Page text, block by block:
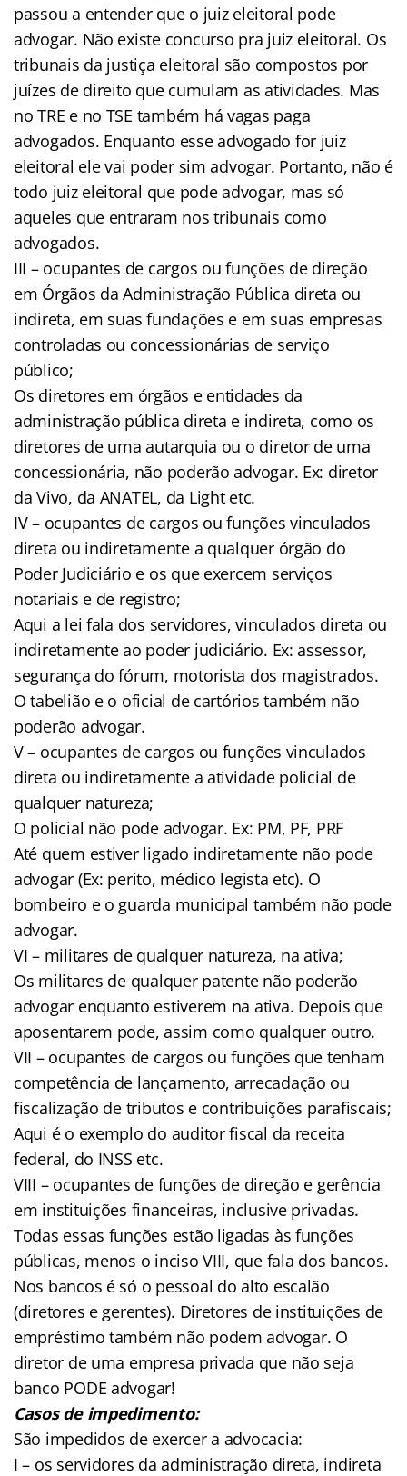
passou a entender que o juiz eleitoral pode
advogar. Não existe concurso pra juiz eleitoral. Os
tribunais da justiça eleitoral são compostos por
juízes de direito que cumulam as atividades. Mas
no TRE e no TSE também há vagas paga
advogados. Enquanto esse advogado for juiz
eleitoral ele vai poder sim advogar. Portanto, não é
todo juiz eleitoral que pode advogar, mas só
aqueles que entraram nos tribunais como
advogados.
III – ocupantes de cargos ou funções de direção
em Órgãos da Administração Pública direta ou
indireta, em suas fundações e em suas empresas
controladas ou concessionárias de serviço
público;
Os diretores em órgãos e entidades da
administração pública direta e indireta, como os
diretores de uma autarquia ou o diretor de uma
concessionária, não poderão advogar. Ex: diretor
da Vivo, da ANATEL, da Light etc.
IV – ocupantes de cargos ou funções vinculados
direta ou indiretamente a qualquer órgão do
Poder Judiciário e os que exercem serviços
notariais e de registro;
Aqui a lei fala dos servidores, vinculados direta ou
indiretamente ao poder judiciário. Ex: assessor,
segurança do fórum, motorista dos magistrados.
O tabelião e o oficial de cartórios também não
poderão advogar.
V – ocupantes de cargos ou funções vinculados
direta ou indiretamente a atividade policial de
qualquer natureza;
O policial não pode advogar. Ex: PM, PF, PRF
Até quem estiver ligado indiretamente não pode
advogar (Ex: perito, médico legista etc). O
bombeiro e o guarda municipal também não pode
advogar.
VI – militares de qualquer natureza, na ativa;
Os militares de qualquer patente não poderão
advogar enquanto estiverem na ativa. Depois que
aposentarem pode, assim como qualquer outro.
VII – ocupantes de cargos ou funções que tenham
competência de lançamento, arrecadação ou
fiscalização de tributos e contribuições parafiscais;
Aqui é o exemplo do auditor fiscal da receita
federal, do INSS etc.
VIII – ocupantes de funções de direção e gerência
em instituições financeiras, inclusive privadas.
Todas essas funções estão ligadas às funções
públicas, menos o inciso VIII, que fala dos bancos.
Nos bancos é só o pessoal do alto escalão
(diretores e gerentes). Diretores de instituições de
empréstimo também não podem advogar. O
diretor de uma empresa privada que não seja
banco PODE advogar!
Casos de impedimento:
São impedidos de exercer a advocacia:
I – os servidores da administração direta, indireta